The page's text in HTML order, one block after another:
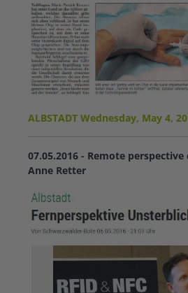
ALBSTADT Wednesday, May 4,
07.05.2016 - Remote
Anne Retter